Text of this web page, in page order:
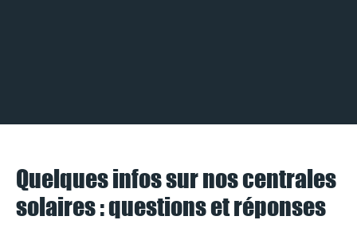
Quelques infos sur nos centrales
solaires : questions et réponses